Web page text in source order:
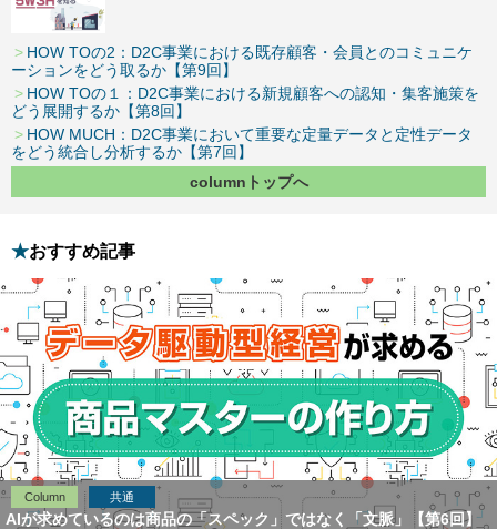
HOW TOの2：D2C事業における既存顧客・会員とのコミュニケ
ーションをどう取るか【第9回】
HOW TOの１：D2C事業における新規顧客への認知・集客施策を
どう展開するか【第8回】
HOW MUCH：D2C事業において重要な定量データと定性データ
をどう統合し分析するか【第7回】
columnトップへ
おすすめ記事
Column 共通
AIが求めているのは商品の「スペック」ではなく「文脈」【第6回】